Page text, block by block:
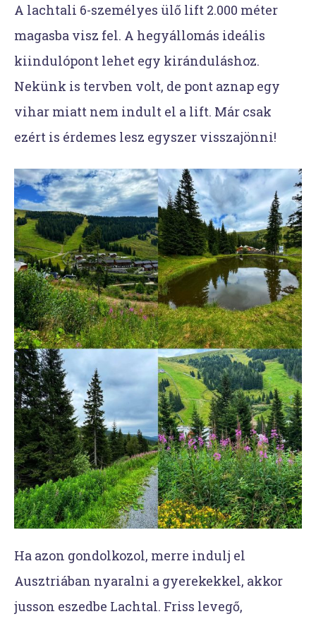
A lachtali 6-személyes ülő lift 2.000 méter
magasba visz fel. A hegyállomás ideális
kiindulópont lehet egy kiránduláshoz.
Nekünk is tervben volt, de pont aznap egy
vihar miatt nem indult el a lift. Már csak
ezért is érdemes lesz egyszer visszajönni!
Ha azon gondolkozol, merre indulj el
Ausztriában nyaralni a gyerekekkel, akkor
jusson eszedbe Lachtal. Friss levegő,